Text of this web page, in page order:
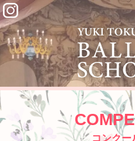
コンクー